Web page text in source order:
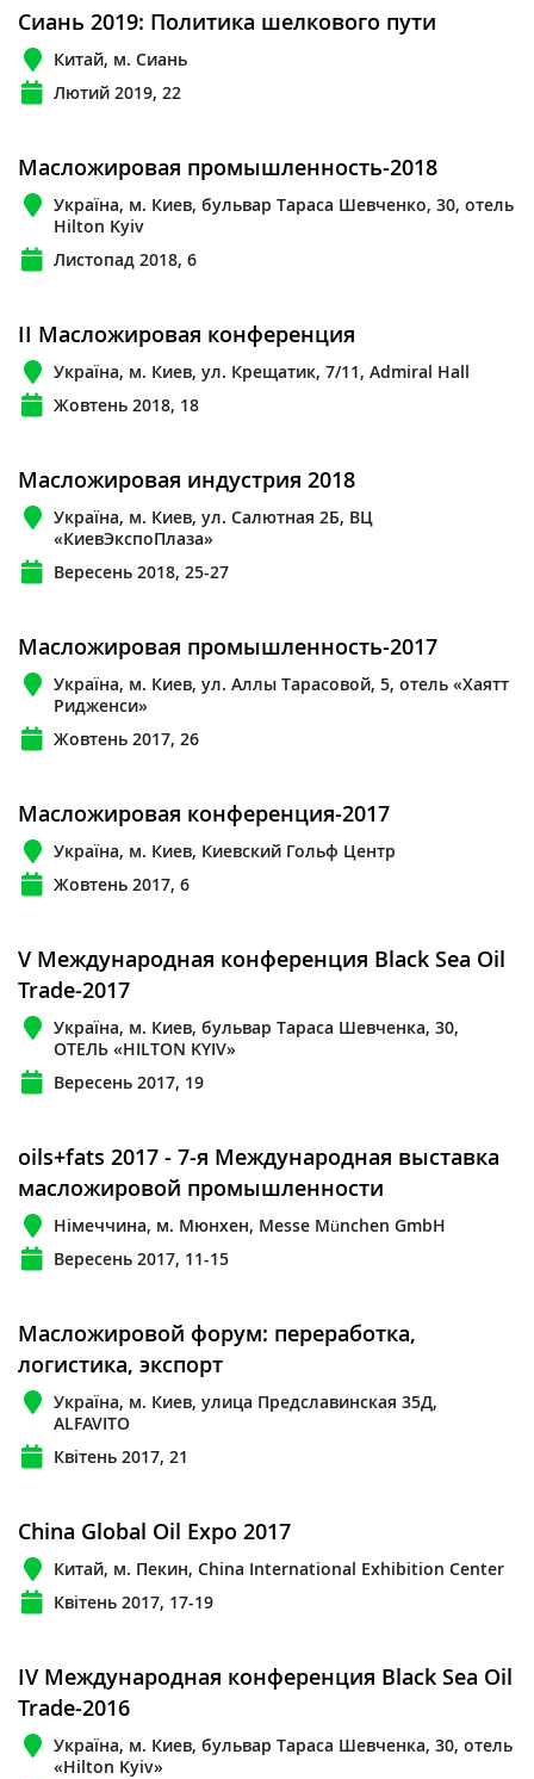
Сиань 2019: Политика шелкового пути
Китай, м. Сиань
Лютий 2019, 22
Масложировая промышленность-2018
Україна, м. Киев, бульвар Тараса Шевченко, 30, отель
Hilton Kyiv
Листопад 2018, 6
II Масложировая конференция
Україна, м. Киев, ул. Крещатик, 7/11, Admiral Hall
Жовтень 2018, 18
Масложировая индустрия 2018
Україна, м. Киев, ул. Салютная 2Б, ВЦ
«КиевЭкспоПлаза»
Вересень 2018, 25-27
Масложировая промышленность-2017
Україна, м. Киев, ул. Аллы Тарасовой, 5, отель «Хаятт
Ридженси»
Жовтень 2017, 26
Масложировая конференция-2017
Україна, м. Киев, Киевский Гольф Центр
Жовтень 2017, 6
V Международная конференция Black Sea Oil
Trade-2017
Україна, м. Киев, бульвар Тараса Шевченка, 30,
ОТЕЛЬ «HILTON KYIV»
Вересень 2017, 19
oils+fats 2017 - 7-я Международная выставка
масложировой промышленности
Німеччина, м. Мюнхен, Messe München GmbH
Вересень 2017, 11-15
Масложировой форум: переработка,
логистика, экспорт
Україна, м. Киев, улица Предславинская 35Д,
ALFAVITO
Квітень 2017, 21
China Global Oil Expo 2017
Китай, м. Пекин, China International Exhibition Center
Квітень 2017, 17-19
IV Международная конференция Black Sea Oil
Trade-2016
Україна, м. Киев, бульвар Тараса Шевченка, 30, отель
«Hilton Kyiv»